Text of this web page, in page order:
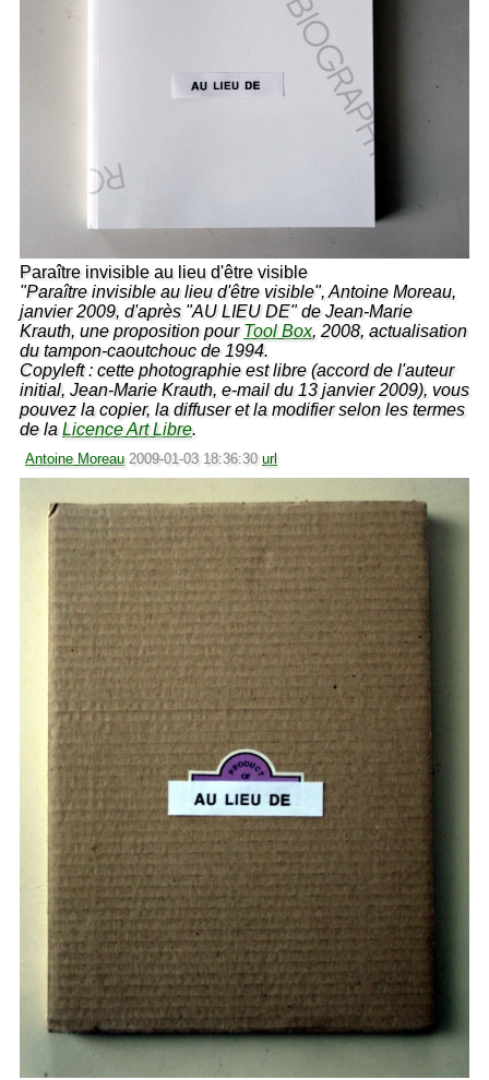
Paraître invisible au lieu d'être visible
"Paraître invisible au lieu d'être visible", Antoine Moreau,
janvier 2009, d'après "AU LIEU DE" de Jean-Marie
Krauth, une proposition pour Tool Box, 2008, actualisation
du tampon-caoutchouc de 1994.
Copyleft : cette photographie est libre (accord de l'auteur
initial, Jean-Marie Krauth, e-mail du 13 janvier 2009), vous
pouvez la copier, la diffuser et la modifier selon les termes
de laLicence Art Libre.
Antoine Moreau 2009-01-03 18:36:30 url